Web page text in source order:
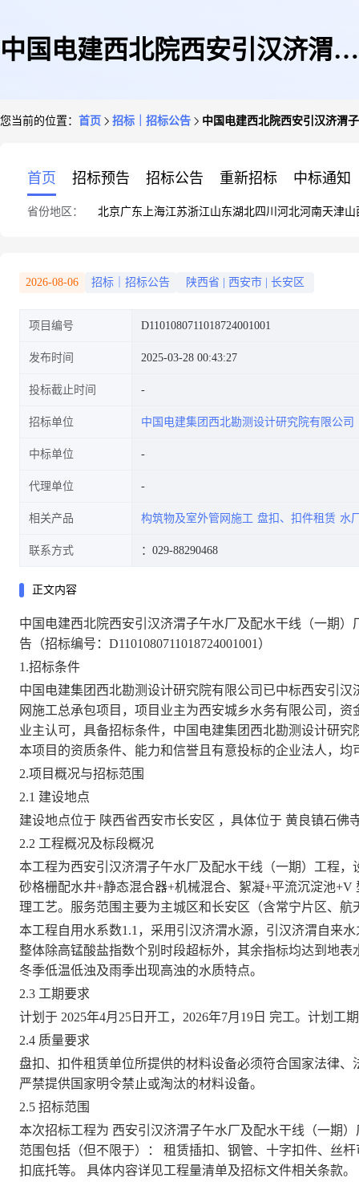
中国电建西北院西安引汉济渭子
扣、扣件租赁招标公告
您当前的位置： 首页 招标｜招标公告 中国电建西北院西安引汉济渭
首页 招标预告 招标公告 重新招标 中标通知
省份地区： 北京广东 上海江苏浙江山东湖北四川 河北河南天津山
2026-08-06 招标｜招标公告 陕西省 西安市 长安区
项目编号 D1101080711018724001001
发布时间 2025-03-28 00:43:27
投标截止时间
招标单位 中国电建集团西北勘测设计研究院有限公司
中标单位
代理单位
相关产品 构筑物及室外管网施工 盘扣、扣件租赁 水
联系方式 ：029-88290468
正文内容
中国电建西北院西安引汉济渭子午水厂及配水干线（一期
告 （招标编号： D1101080711018724001001 ）
1.招标条件
中国电建集团西北勘测设计研究院有限公司 已中标西安引汉
网施工总承包项目 ，项目业主为西安城乡水务有限公司 ， 资
业主认可，具备招标条件， 中国电建集团西北勘测设计研究
本项目的资质条件、 能力和信誉且 有意投标的企业法人，均
2.项目概况与招标范围
2.1 建设地点
建设地点位于 陕西省西安市长安区 ，具体位于 黄良镇石佛
2.2 工程概况及标段概况
本工程为西安引汉济渭子午水厂及配水干线（一期）工程，
砂格栅配水井+静态混合器+机械混合、絮凝+平流沉淀池
理工艺。服务范围主要为主城区和长安区（含常宁片区、航
本工程自用水系数1.1，采用引汉济渭水源，引汉济渭自来
整体除高锰酸盐指数个别时段超标外，其余指标均达到地表
冬季低温低浊及雨季出现高浊的水质特点。
2.3 工期要求
计划于 2025年4月 25 日 开工， 2026年7月 19 日 完工。 计划 工期
2.4 质量要求
盘扣、扣件租赁单位所提供的材料设备必须符合国家法律、
严禁提供国家明令禁止或淘汰的材料设备。
2.5 招标范围
本次招标工程为 西安引汉济渭子午水厂及配水干线（一期
范围包括（但不限于）：
租赁插扣 、钢管、十字扣件、丝
扣底托等。 具体内容详见工程量清单及招标文件相关条款。